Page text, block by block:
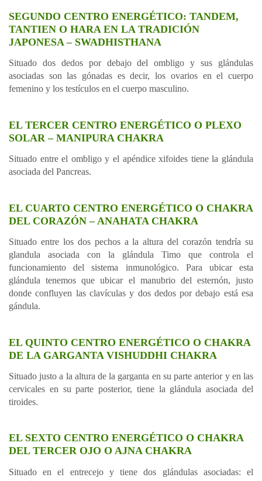
SEGUNDO CENTRO ENERGÉTICO: TANDEM,
TANTIEN O HARA EN LA TRADICIÓN
JAPONESA – SWADHISTHANA
Situado dos dedos por debajo del ombligo y sus glándulas
asociadas son las gónadas es decir, los ovarios en el cuerpo
femenino y los testículos en el cuerpo masculino.
EL TERCER CENTRO ENERGÉTICO O PLEXO
SOLAR – MANIPURA CHAKRA
Situado entre el ombligo y el apéndice xifoides tiene la glándula
asociada del Pancreas.
EL CUARTO CENTRO ENERGÉTICO O CHAKRA
DEL CORAZÓN – ANAHATA CHAKRA
Situado entre los dos pechos a la altura del corazón tendría su
glandula asociada con la glándula Timo que controla el
funcionamiento del sistema inmunológico. Para ubicar esta
glándula tenemos que ubicar el manubrio del esternón, justo
donde confluyen las clavículas y dos dedos por debajo está esa
gándula.
EL QUINTO CENTRO ENERGÉTICO O CHAKRA
DE LA GARGANTA VISHUDDHI CHAKRA
Situado justo a la altura de la garganta en su parte anterior y en las
cervicales en su parte posterior, tiene la glándula asociada del
tiroides.
EL SEXTO CENTRO ENERGÉTICO O CHAKRA
DEL TERCER OJO O AJNA CHAKRA
Situado en el entrecejo y tiene dos glándulas asociadas: el